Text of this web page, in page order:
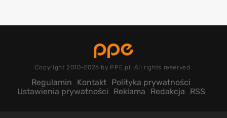
Copyright 2010-2026 by PPE.pl. All rights reserved.
Regulamin Kontakt Polityka prywatności
Ustawienia prywatności
Reklama Redakcja RSS